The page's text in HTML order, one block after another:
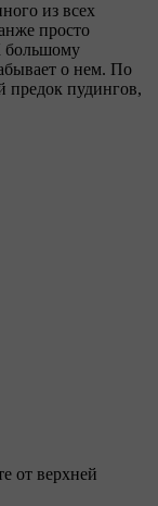
из всех
просто
большому
о нем. По
предок пудингов,
от верхней